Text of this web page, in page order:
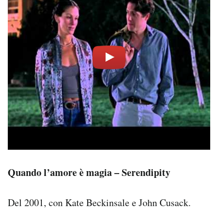
Quando l’amore è magia – Serendipity
Del 2001, con Kate Beckinsale e John Cusack.